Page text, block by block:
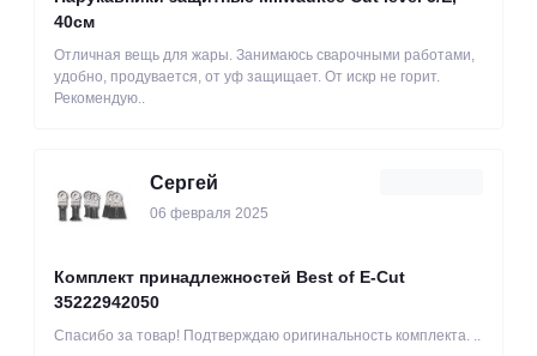
40см
Отличная вещь для жары. Занимаюсь сварочными работами,
удобно, продувается, от уф защищает. От искр не горит.
Рекомендую..
Сергей
06 февраля 2025
Комплект принадлежностей Best of E-Cut
35222942050
Спасибо за товар! Подтверждаю оригинальность комплекта. ..